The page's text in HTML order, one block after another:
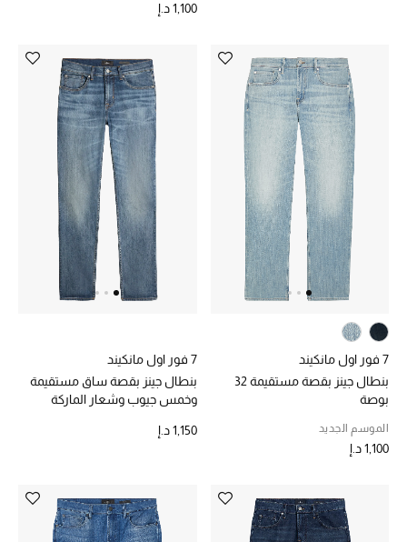
الموسم الجديد
الحقائب النسائية
أحذية النسائية
الأطفال
مستلزمات المنزل
نسوقوا أحدث ما وصلنا
1,100 د.إ
7 فور اول مانكيند
بنطال جينز بقصة مستقيمة 32
بوصة
الموسم الجديد
1,100 د.إ
7 فور اول مانكيند
بنطال جينز بقصة ساق مستقيمة
وخمس جيوب وشعار الماركة
1,150 د.إ